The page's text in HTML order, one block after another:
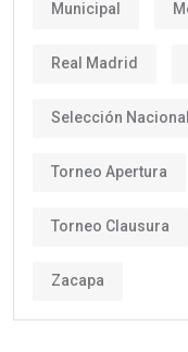
Municipal
Real Madrid
Selección
Torneo Apertura
Torneo Clausura
Zacapa